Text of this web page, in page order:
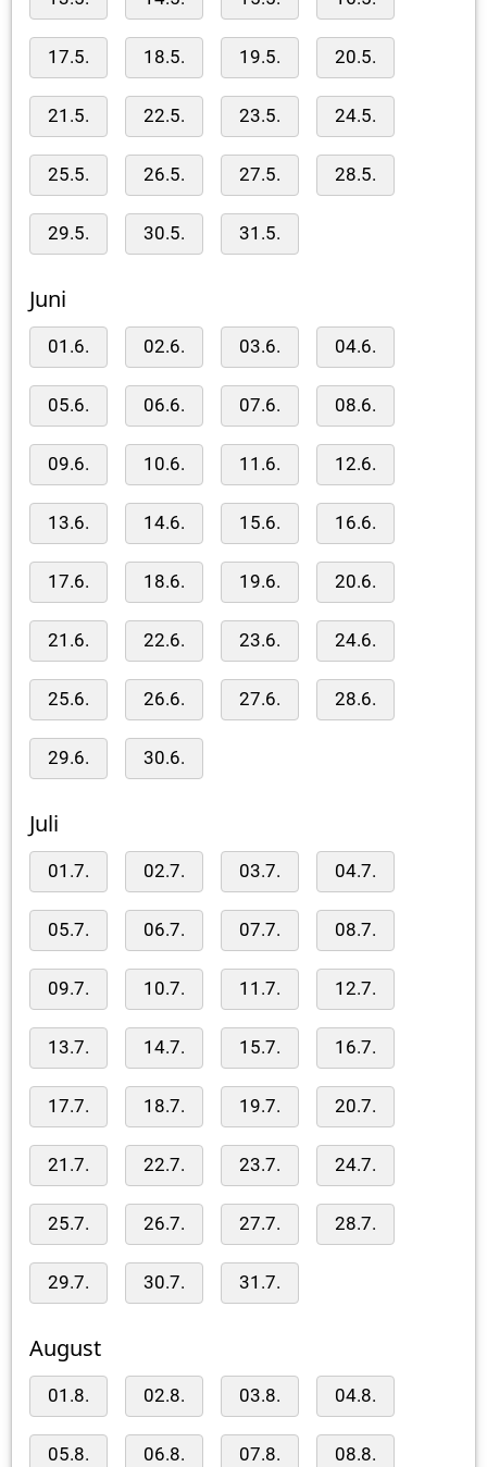
17.5. 18.5. 19.5. 20.5.
21.5. 22.5. 23.5. 24.5.
25.5. 26.5. 27.5. 28.5.
29.5. 30.5. 31.5.
Juni
01.6. 02.6. 03.6. 04.6.
05.6. 06.6. 07.6. 08.6.
09.6. 10.6. 11.6. 12.6.
13.6. 14.6. 15.6. 16.6.
17.6. 18.6. 19.6. 20.6.
21.6. 22.6. 23.6. 24.6.
25.6. 26.6. 27.6. 28.6.
29.6. 30.6.
Juli
01.7. 02.7. 03.7. 04.7.
05.7. 06.7. 07.7. 08.7.
09.7. 10.7. 11.7. 12.7.
13.7. 14.7. 15.7. 16.7.
17.7. 18.7. 19.7. 20.7.
21.7. 22.7. 23.7. 24.7.
25.7. 26.7. 27.7. 28.7.
29.7. 30.7. 31.7.
August
01.8. 02.8. 03.8. 04.8.
05.8. 06.8. 07.8. 08.8.